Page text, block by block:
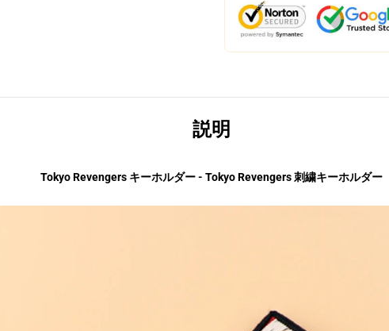
説明
Tokyo Revengers キーホルダー - Tokyo Revengers 刺繍キーホルダー